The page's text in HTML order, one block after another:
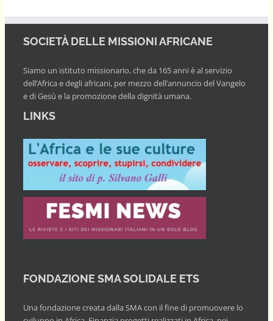
SOCIETÀ DELLE MISSIONI AFRICANE
Siamo un istituto missionario, che da 165 anni è al servizio
dell’Africa e degli africani, per mezzo dell’annuncio del Vangelo
e di Gesù e la promozione della dignità umana.
LINKS
FONDAZIONE SMA SOLIDALE ETS
Una fondazione creata dalla SMA con il fine di promuovere lo